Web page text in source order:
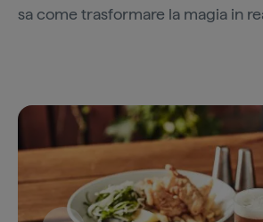
sa come trasformare la magia in